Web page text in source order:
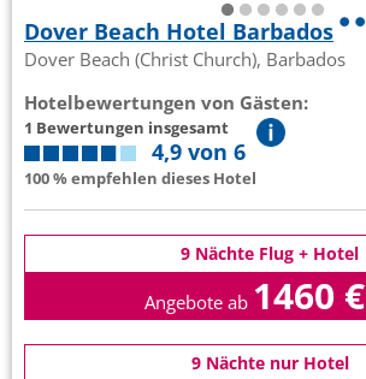
Dover Beach Hotel Barbados
Dover Beach (Christ Church), Barbados
Hotelbewertungen von Gästen:
1 Bewertungen insgesamt
4,9 von 6
100 % empfehlen dieses Hotel
9 Nächte Flug + Hotel
Angebote ab 1460 €
9 Nächte nur Hotel